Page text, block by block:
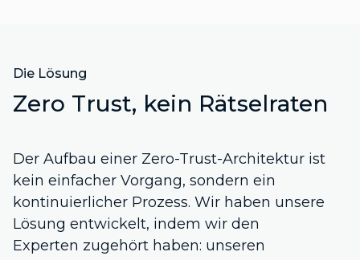
Die Lösung
Zero Trust, kein Rätselraten
Der Aufbau einer Zero-Trust-Architektur ist
kein einfacher Vorgang, sondern ein
kontinuierlicher Prozess. Wir haben unsere
Lösung entwickelt, indem wir den
Experten zugehört haben: unseren